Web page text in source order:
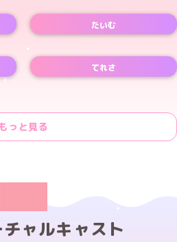
たいむ
てれさ
っと見る
ャルキャスト